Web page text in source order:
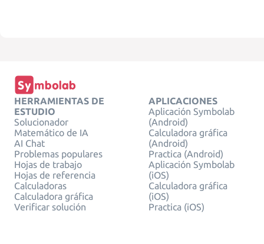
HERRAMIENTAS DE
ESTUDIO
Solucionador
Matemático de IA
AI Chat
Problemas populares
Hojas de trabajo
Hojas de referencia
Calculadoras
Calculadora gráfica
Verificar solución
APLICACIONES
Aplicación Symbolab
(Android)
Calculadora gráfica
(Android)
Practica (Android)
Aplicación Symbolab
(iOS)
Calculadora gráfica
(iOS)
Practica (iOS)